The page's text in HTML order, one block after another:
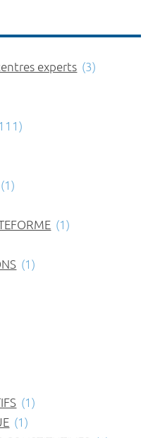
experts (3)
(1)
(1)
(1)
(1)
(1)